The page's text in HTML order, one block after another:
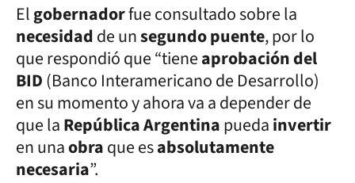
Elgobernadorfue consultado sobre la
necesidadde unsegundo puente, por lo
que respondió que “tieneaprobación del
BID(Banco Interamericano de Desarrollo)
en su momento y ahora va a depender de
que laRepública Argentinapuedainvertir
en unaobraque esabsolutamente
necesaria”.